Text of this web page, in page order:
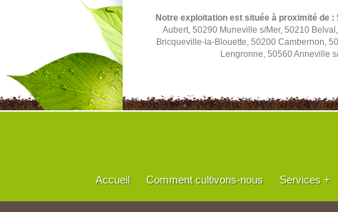
Notre exploitation est située à proximité de :
Aubert, 50290 Muneville s/Mer, 50210
Bricqueville-la-Blouette, 50200 Cambernon,
Lengronne, 50560 Anneville
Accueil Comment cultivons-nous Services +